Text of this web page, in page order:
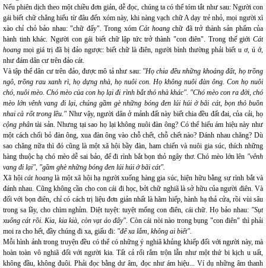
Nếu phiên dịch theo một chiều đơn giản, dễ đọc, chúng ta có thể tóm tắt như sau: Người con
gái biết chữ chẳng hiểu từ đâu đến xóm này, khi nàng vạch chữ A dạy trẻ nhỏ, mọi người xì
xào chỉ chỏ bảo nhau: "chữ đấy". Trong xómCát hoangchữ đã trở thành sản phẩm của
hành tinh khác. Người con gái biết chữ lập tức trở thành "con điên". Trong thế giới Cát
hoang mọi giá trị đã bị đảo ngược: biết chữ là điên, người bình thường phải biết u ơ, ú ớ,
như đám dân cư trên đảo cát.
Và tập thể dân cư trên đảo, được mô tả như sau: "Họ chia đều những khoảng đất, họ trồng
ngô, trồng rau xanh rì, họ dựng nhà, họ nuôi con. Họ không nuôi đàn ông. Con họ nuôi
chó, nuôi mèo. Chó mèo của con họ lại đi rình bắt thỏ nhà khác". "Chó mèo con ra đời, chó
mèo lớn vênh vang đi lại, chúng gầm gè những bóng đen lúi húi ở bãi cát, bọn thỏ buồn
nhai cà rốt trong lều." Như vậy, người dân ở mảnh đất này biết chia đều đất đai, của cải, họ
cộng phântài sản. Nhưng tại sao họ lại không nuôi đàn ông? Có thể hiểu ám hiệu này như
một cách chối bỏ đàn ông, xua đàn ông vào chỗ chết, chỗ chết nào? Đánh nhau chăng? Dù
sao chăng nữa thì đó cũng là một xã hội bầy đàn, ham chiến và nuôi gia súc, thích những
hàng thuộc hạ chó mèo dễ sai bảo, để đi rình bắt bọn thỏ ngây thơ. Chó mèo lớn lên "vênh
vang đi lại", "gầm ghè những bóng đen lúi húi ở bãi cát".
Xã hội cát hoanglà một xã hội hạ người xuống hàng gia súc, hiện hữu bằng sự rình bắt và
đánh nhau. Cũng không cần cho con cái đi học, bởi chữ nghiã là sở hữu của người điên. Và
đối với bọn điên, chỉ có cách trị liệu đơn giản nhất là hãm hiếp, hành hạ thả cửa, rồi vùi sâu
trong sa lầy, cho chìm nghỉm. Diệt tuyệt: tuyệt mống con điên, cái chữ. Họ bảo nhau: "Sụt
xuống cát rồi. Kia, kia kià, còn vạt áo đấy". Còn cái nòi nào trong bụng "con điên" thì phải
moi ra cho hết, đầy chúng đi xa, giấu đi: "để xa lắm, không ai biết".
Mỗi hình ảnh trong truyện đều có thể có những ý nghiã khủng khiếp đối với người này, mà
hoàn toàn vô nghiã đối với người kia. Tất cả rối rắm trộn lẫn như một thứ bi kịch u uất,
không đầu, không đuôi. Phải đọc bằng dư âm, đọc như ám hiệu... Ví dụ những âm thanh